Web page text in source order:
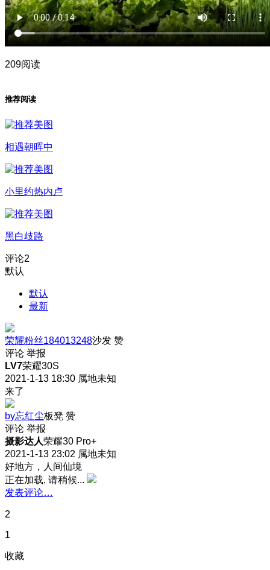
209阅读
推荐阅读
相遇朝晖中
小里约热内卢
黑白歧路
评论2
默认
默认
最新
荣耀粉丝184013248沙发 赞
评论 举报
LV7荣耀30S
2021-1-13 18:30 属地未知
来了
by忘红尘板凳 赞
评论 举报
摄影达人荣耀30 Pro+
2021-1-13 23:02 属地未知
好地方，人间仙境
正在加载, 请稍候...
发表评论…
2
1
收藏